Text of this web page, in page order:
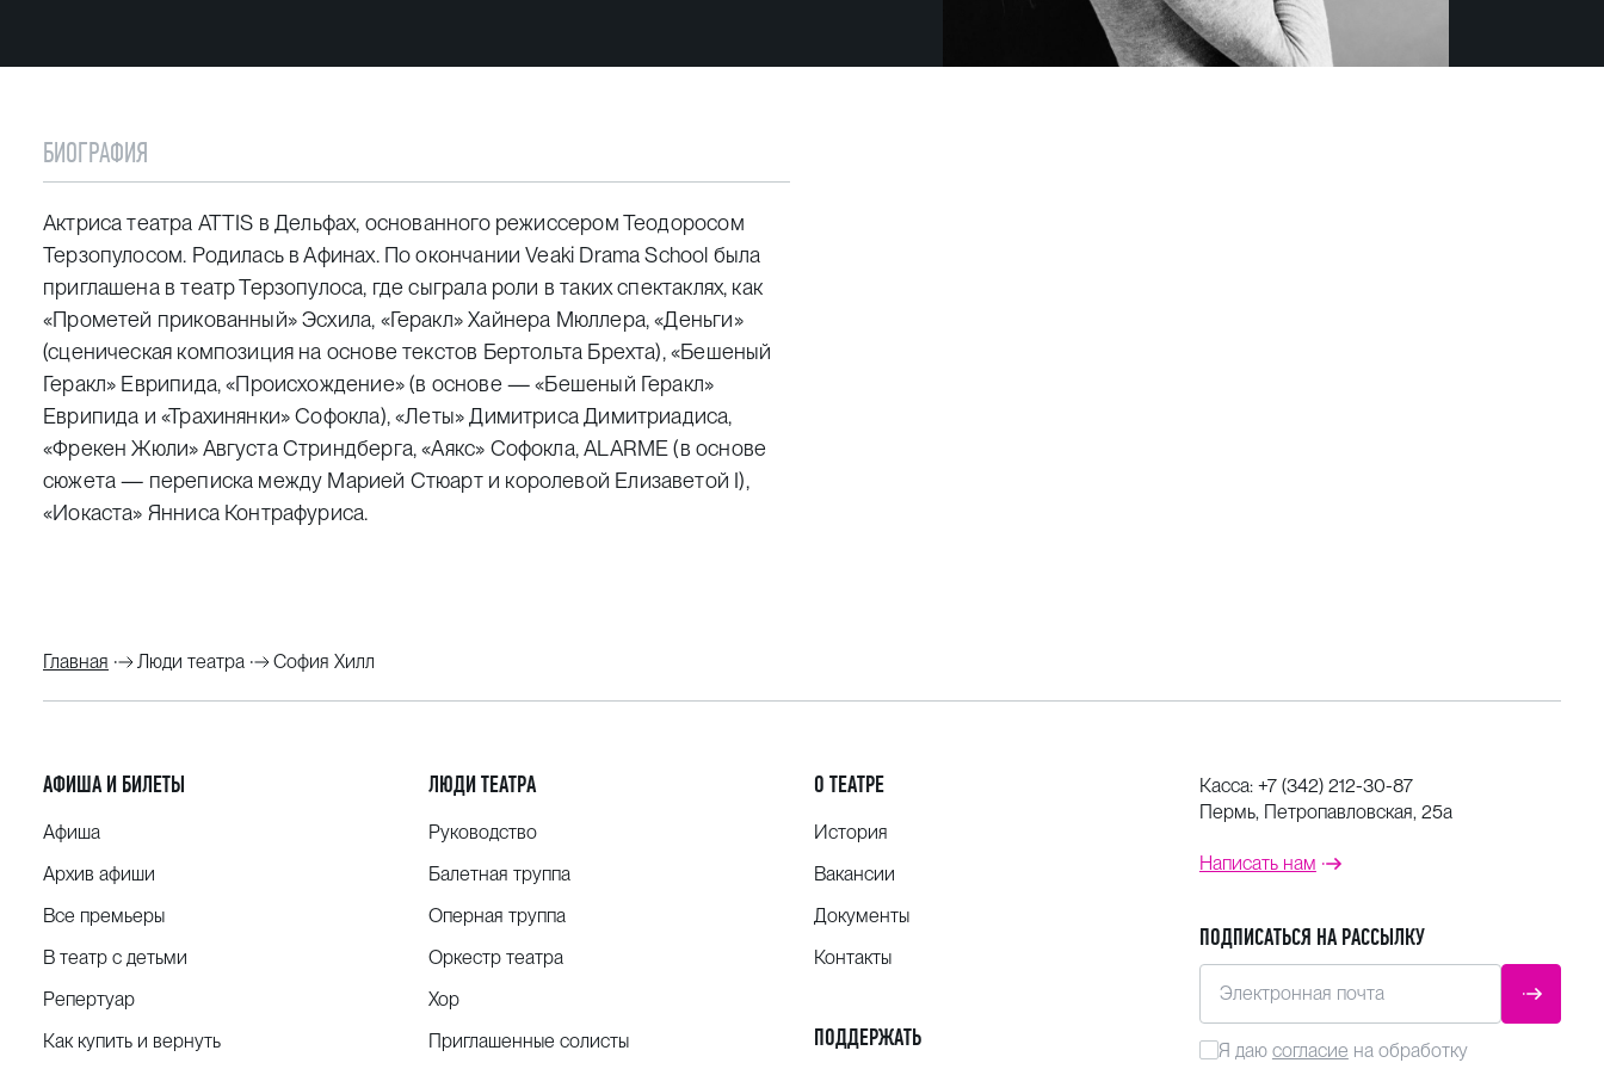
БИОГРАФИЯ
Актриса театра ATTIS в Дельфах, основанного режиссером Теодоросом
Терзопулосом. Родилась в Афинах. По окончании Veaki Drama School была
приглашена в театр Терзопулоса, где сыграла роли в таких спектаклях, как
«Прометей прикованный» Эсхила, «Геракл» Хайнера Мюллера, «Деньги»
(сценическая композиция на основе текстов Бертольта Брехта), «Бешеный
Геракл» Еврипида, «Происхождение» (в основе — «Бешеный Геракл»
Еврипида и «Трахинянки» Софокла), «Леты» Димитриса Димитриадиса,
«Фрекен Жюли» Августа Стриндберга, «Аякс» Софокла, ALARME (в основе
сюжета — переписка между Марией Стюарт и королевой Елизаветой I),
«Иокаста» Янниса Контрафуриса.
Главная Люди театра София Хилл
АФИША И БИЛЕТЫ
Афиша
Архив афиши
Все премьеры
В театр с детьми
Репертуар
Как купить и вернуть
ЛЮДИ ТЕАТРА
Руководство
Балетная труппа
Оперная труппа
Оркестр театра
Хор
Приглашенные солисты
О ТЕАТРЕ
История
Вакансии
Документы
Контакты
ПОДДЕРЖАТЬ
Касса: +7 (342) 212-30-87
Пермь, Петропавловская, 25а
Написать нам
ПОДПИСАТЬСЯ НА РАССЫЛКУ
Электронная почта
Я даю согласие на обработку